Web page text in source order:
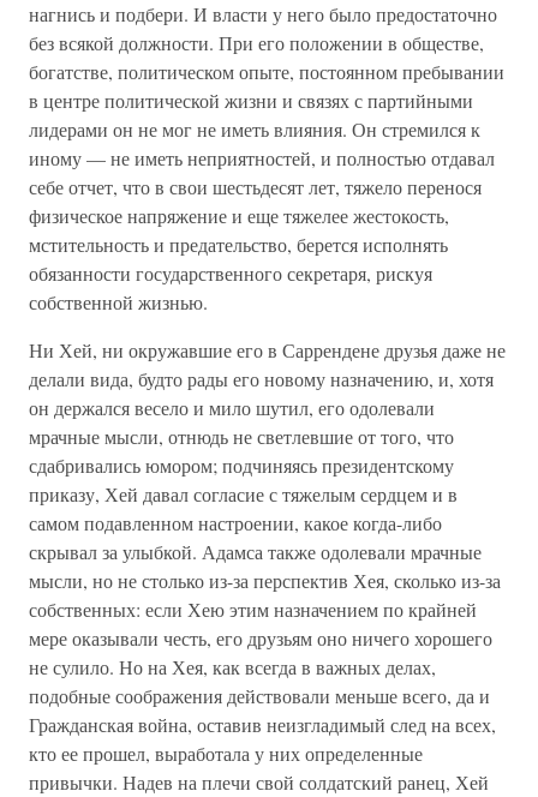
нагнись и подбери. И власти у него было предостаточно
без всякой должности. При его положении в обществе,
богатстве, политическом опыте, постоянном пребывании
в центре политической жизни и связях с партийными
лидерами он не мог не иметь влияния. Он стремился к
иному — не иметь неприятностей, и полностью отдавал
себе отчет, что в свои шестьдесят лет, тяжело перенося
физическое напряжение и еще тяжелее жестокость,
мстительность и предательство, берется исполнять
обязанности государственного секретаря, рискуя
собственной жизнью.
Ни Хей, ни окружавшие его в Саррендене друзья даже не
делали вида, будто рады его новому назначению, и, хотя
он держался весело и мило шутил, его одолевали
мрачные мысли, отнюдь не светлевшие от того, что
сдабривались юмором; подчиняясь президентскому
приказу, Хей давал согласие с тяжелым сердцем и в
самом подавленном настроении, какое когда-либо
скрывал за улыбкой. Адамса также одолевали мрачные
мысли, но не столько из-за перспектив Хея, сколько из-за
собственных: если Хею этим назначением по крайней
мере оказывали честь, его друзьям оно ничего хорошего
не сулило. Но на Хея, как всегда в важных делах,
подобные соображения действовали меньше всего, да и
Гражданская война, оставив неизгладимый след на всех,
кто ее прошел, выработала у них определенные
привычки. Надев на плечи свой солдатский ранец, Хей